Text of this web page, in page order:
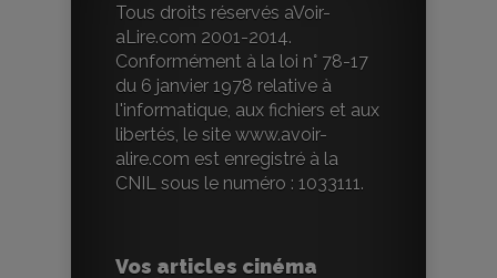
Tous droits réservés aVoir-
aLire.com 2001-2014.
Conformément à la loi n° 78-17
du 6 janvier 1978 relative à
l'informatique, aux fichiers et aux
libertés, le site www.avoir-
alire.com est enregistré à la
CNIL sous le numéro : 1033111.
Vos articles cinéma